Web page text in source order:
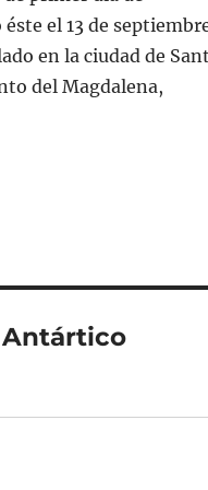
el 13 de
en la ciudad de
del Magdalena,
Antártico